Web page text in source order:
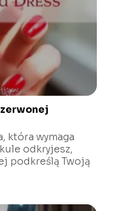
która wymaga
odkryjesz,
podkreślą Twoją